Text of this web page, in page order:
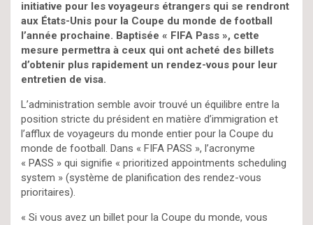
initiative pour les voyageurs étrangers qui se rendront
aux États-Unis pour la Coupe du monde de football
l’année prochaine. Baptisée « FIFA Pass », cette
mesure permettra à ceux qui ont acheté des billets
d’obtenir plus rapidement un rendez-vous pour leur
entretien de visa.
L’administration semble avoir trouvé un équilibre entre la
position stricte du président en matière d’immigration et
l’afflux de voyageurs du monde entier pour la Coupe du
monde de football. Dans « FIFA PASS », l’acronyme
« PASS » qui signifie « prioritized appointments scheduling
system » (système de planification des rendez-vous
prioritaires).
« Si vous avez un billet pour la Coupe du monde, vous